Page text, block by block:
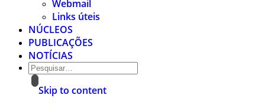
Webmail
Links úteis
NÚCLEOS
PUBLICAÇÕES
NOTÍCIAS
Skip to content